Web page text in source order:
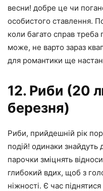
весни! добре це чи
особистого ставлення.
коли багато справ
може, не варто зараз
для романтики ще
12. Риби (20
березня)
Риби, прийдешній рік
подій! одинаки знайдуть
парочки зміцнять
глибокий вдих, щоб з
ніжності. Є час